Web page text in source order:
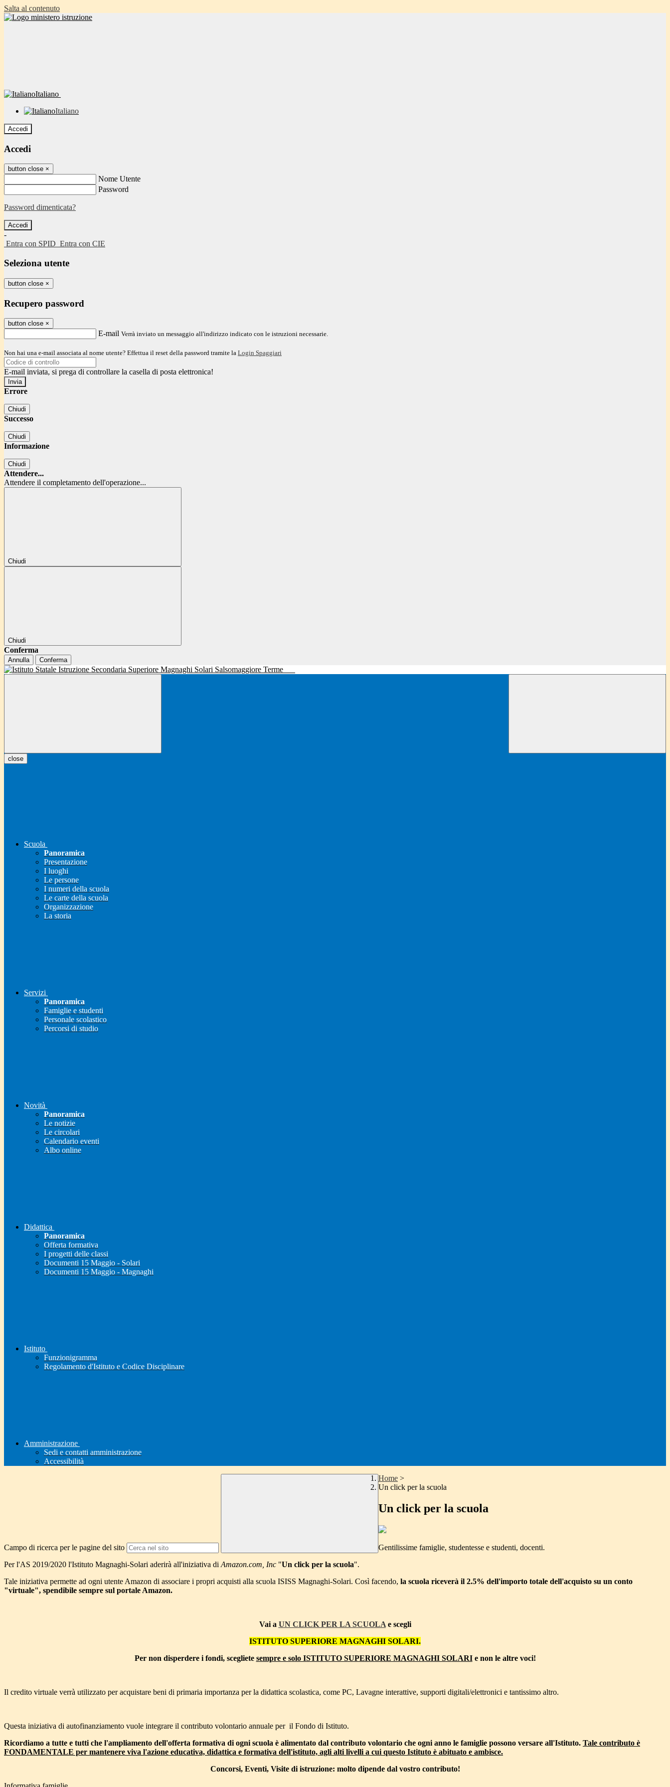
Salta al contenuto
Italiano
Italiano
Accedi
Accedi
button close ×
Nome Utente
Password
Password dimenticata?
-
Entra con SPID Entra con CIE
Seleziona utente
button close ×
Recupero password
button close ×
E-mail Verrà inviato un messaggio all'indirizzo indicato con le istruzioni necessarie.
Non hai una e-mail associata al nome utente? Effettua il reset della password tramite la Login Spaggiari
E-mail inviata, si prega di controllare la casella di posta elettronica!
Errore
Chiudi
Successo
Chiudi
Informazione
Chiudi
Attendere...
Attendere il completamento dell'operazione...
Chiudi
Chiudi
Conferma
Annulla Conferma
close
Scuola
Panoramica
Presentazione
I luoghi
Le persone
I numeri della scuola
Le carte della scuola
Organizzazione
La storia
Servizi
Panoramica
Famiglie e studenti
Personale scolastico
Percorsi di studio
Novità
Panoramica
Le notizie
Le circolari
Calendario eventi
Albo online
Didattica
Panoramica
Offerta formativa
I progetti delle classi
Documenti 15 Maggio - Solari
Documenti 15 Maggio - Magnaghi
Istituto
Funzionigramma
Regolamento d'Istituto e Codice Disciplinare
Amministrazione
Sedi e contatti amministrazione
Accessibilità
Campo di ricerca per le pagine del sito
Home >
Un click per la scuola
Un click per la scuola
Gentilissime famiglie, studentesse e studenti, docenti.
Per l'AS 2019/2020 l'Istituto Magnaghi-Solari aderirà all'iniziativa di Amazon.com, Inc "Un click per la scuola".
Tale iniziativa permette ad ogni utente Amazon di associare i propri acquisti alla scuola ISISS Magnaghi-Solari. Così facendo, la scuola riceverà il 2.5% dell'importo totale dell'acquisto su un conto
"virtuale", spendibile sempre sul portale Amazon.
Vai a UN CLICK PER LA SCUOLAe scegli
ISTITUTO SUPERIORE MAGNAGHI SOLARI.
Per non disperdere i fondi, scegliete sempre e solo ISTITUTO SUPERIORE MAGNAGHI SOLARIe non le altre voci!
Il credito virtuale verrà utilizzato per acquistare beni di primaria importanza per la didattica scolastica, come PC, Lavagne interattive, supporti digitali/elettronici e tantissimo altro.
Questa iniziativa di autofinanziamento vuole integrare il contributo volontario annuale per il Fondo di Istituto.
Ricordiamo a tutte e tutti che l'ampliamento dell'offerta formativa di ogni scuola è alimentato dal contributo volontario che ogni anno le famiglie possono versare all'Istituto. Tale contributo è
FONDAMENTALE per mantenere viva l'azione educativa, didattica e formativa dell'istituto, agli alti livelli a cui questo Istituto è abituato e ambisce.
Concorsi, Eventi, Visite di istruzione: molto dipende dal vostro contributo!